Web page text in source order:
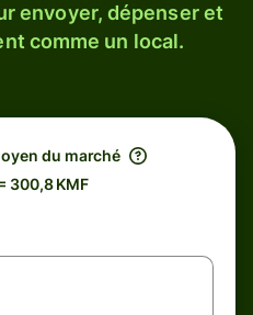
envoyer, dépenser et
comme un local.
du marché
300,8 KMF